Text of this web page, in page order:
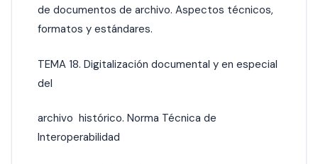
de documentos de archivo. Aspectos técnicos,
formatos y estándares.
TEMA 18. Digitalización documental y en especial
del
archivo histórico. Norma Técnica de
Interoperabilidad